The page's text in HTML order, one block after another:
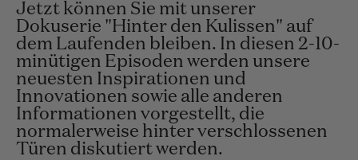
Jetzt können Sie mit unserer
Dokuserie "Hinter den Kulissen" auf
dem Laufenden bleiben. In diesen 2-10-
minütigen Episoden werden unsere
neuesten Inspirationen und
Innovationen sowie alle anderen
Informationen vorgestellt, die
normalerweise hinter verschlossenen
Türen diskutiert werden.